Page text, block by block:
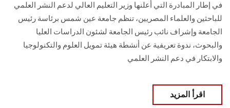
في إطار المبادرة التي أعلنها وزير التعليم العالي لدعم النشر العلمي
للباحثين والعلماء المصريين، تنظم جامعة عين شمس برئاسة رئيس
الجامعة وإشراف نائب رئيس الجامعة لشئون الدراسات العليا
والبحوث، ندوة تعريفية عن أنشطة هيئة تمويل العلوم والتكنولوجيا
والابتكار في دعم النشر العلمي
اقرأ المزيد